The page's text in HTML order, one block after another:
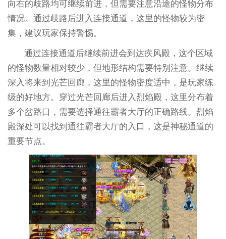
向右的歧路均可继续前进，但需要注意沿途的怪物分布
情况。通过歧路后进入连接通道，这里的怪物较为密
集，建议玩家保持警惕。
通过连接通道后继续前进会到达疾风殿，这个区域
的怪物数量相对较少，但地形结构需要特别注意。继续
深入将来到光芒回廊，这里的怪物密度适中，是玩家练
级的好地方。穿过光芒回廊后进入烈焰殿，这里分布着
多个岔路口，需要选择通往霸者大厅的正确路线。烈焰
殿深处可以找到通往霸者大厅的入口，这是神秘通道的
重要节点。